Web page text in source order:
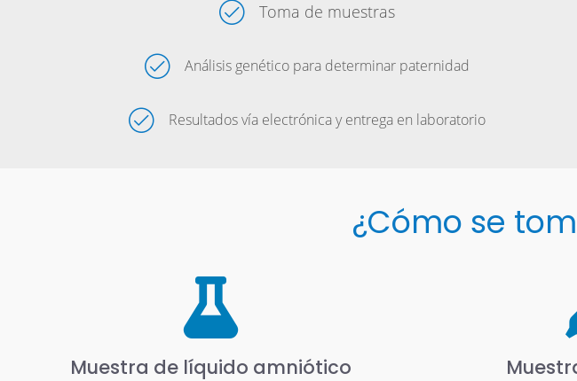
Toma de muestras
Análisis genético para determinar paternidad
Resultados vía electrónica y entrega en laboratorio
¿Cómo se
Muestra de líquido amniótico